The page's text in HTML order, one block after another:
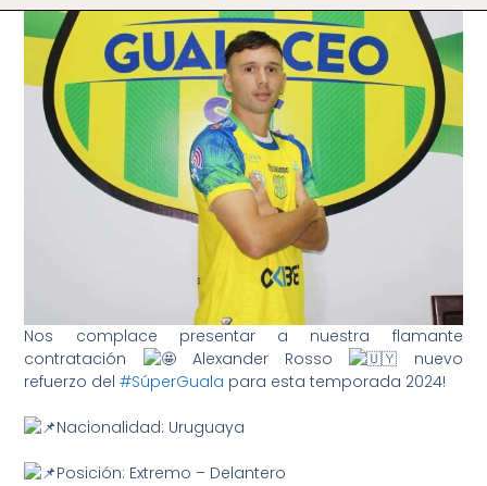
Nos complace presentar a nuestra flamante
contratación
Alexander Rosso
nuevo
refuerzo del#SúperGuala para esta temporada 2024!
Nacionalidad: Uruguaya
Posición: Extremo – Delantero